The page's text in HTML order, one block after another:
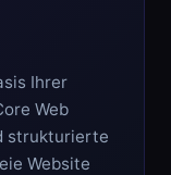
Ihrer
Web
strukturierte
Website